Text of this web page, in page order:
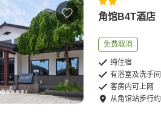
角馆B4T酒店
免费取消
纯住宿
有浴室及洗手间
客房内可上网
从角馆站步行约